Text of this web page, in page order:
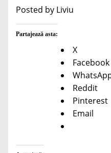
Posted by Liviu
Partajează asta:
X
Facebook
Reddit
Pinterest
Email